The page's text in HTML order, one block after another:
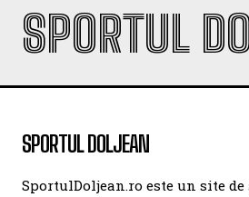
SPORTUL
SPORTUL DOLJEAN
SportulDoljean.ro este un site